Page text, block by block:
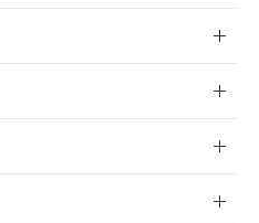
者とは、"個人情報
て"
載されている法人を
）の非含有証明書
（当社基準）
で非含有を証明す
タル酸エステル類４
完了までの期間は出